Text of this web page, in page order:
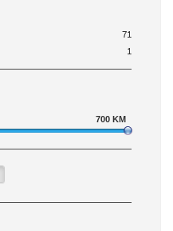
71
1
700 KM